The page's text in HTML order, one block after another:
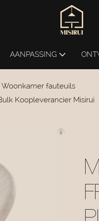
AANPASSING
Woonkamer fauteuils
Koopleverancier Misirui